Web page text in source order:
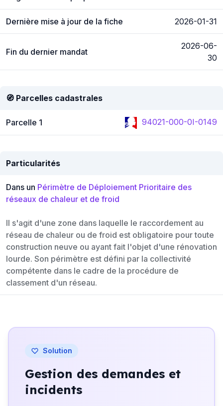
Dernière mise à jour de la fiche 2026-01-31
Fin du dernier mandat
2026-06-
30
🧭 Parcelles cadastrales
Parcelle 1 94021-000-0I-0149
Particularités
Dans un Périmètre de Déploiement Prioritaire des
réseaux de chaleur et de froid
Il s'agit d'une zone dans laquelle le raccordement au
réseau de chaleur ou de froid est obligatoire pour toute
construction neuve ou ayant fait l'objet d'une rénovation
lourde. Son périmètre est défini par la collectivité
compétente dans le cadre de la procédure de
classement d'un réseau.
Solution
Gestion des demandes et
incidents